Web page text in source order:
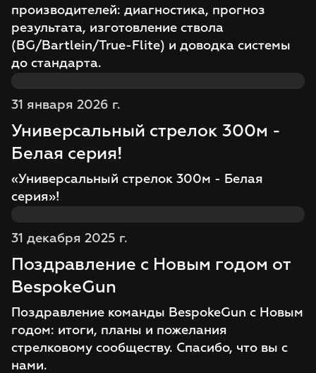
производителей: диагностика, прогноз
результата, изготовление ствола
(BG/Bartlein/True-Flite) и доводка системы
до стандарта.
31 января 2026 г.
Универсальный стрелок 300м -
Белая серия!
«Универсальный стрелок 300м - Белая
серия»!
31 декабря 2025 г.
Поздравление с Новым годом от
BespokeGun
Поздравление команды BespokeGun с Новым
годом: итоги, планы и пожелания
стрелковому сообществу. Спасибо, что вы с
нами.